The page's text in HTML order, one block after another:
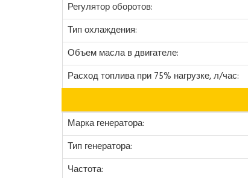
Регулятор оборотов:
Тип охлаждения:
Объем масла в двигателе:
Расход топлива при 75% нагрузке, л/час:
Марка генератора:
Тип генератора:
Частота: